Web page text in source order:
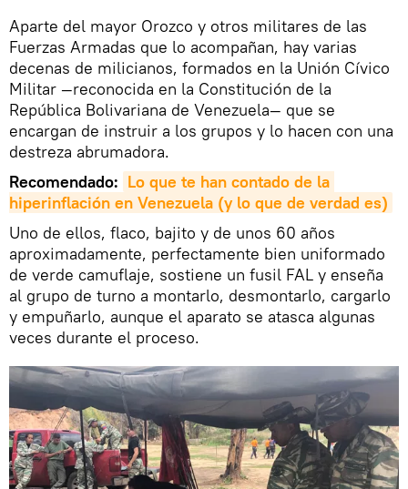
Aparte del mayor Orozco y otros militares de las
Fuerzas Armadas que lo acompañan, hay varias
decenas de milicianos, formados en la Unión Cívico
Militar —reconocida en la Constitución de la
República Bolivariana de Venezuela— que se
encargan de instruir a los grupos y lo hacen con una
destreza abrumadora.
Recomendado: Lo que te han contado de la
hiperinflación en Venezuela (y lo que de verdad es)
Uno de ellos, flaco, bajito y de unos 60 años
aproximadamente, perfectamente bien uniformado
de verde camuflaje, sostiene un fusil FAL y enseña
al grupo de turno a montarlo, desmontarlo, cargarlo
y empuñarlo, aunque el aparato se atasca algunas
veces durante el proceso.